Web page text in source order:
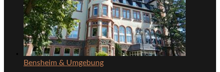
Bensheim & Umgebung